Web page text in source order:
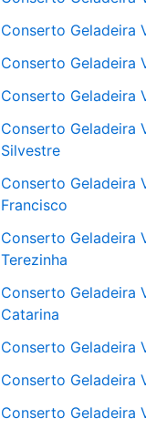
Conserto Geladeira
Conserto Geladeira
Conserto Geladeira
Conserto Geladeira
Silvestre
Conserto Geladeira
Francisco
Conserto Geladeira
Terezinha
Conserto Geladeira
Catarina
Conserto Geladeira
Conserto Geladeira
Conserto Geladeira